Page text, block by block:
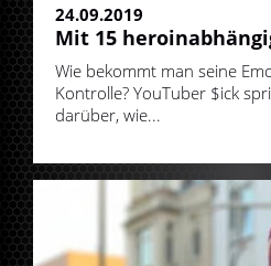
24.09.2019
Mit 15
Wie bekommt man seine
Kontrolle? YouTuber $ick
darüber, wie...